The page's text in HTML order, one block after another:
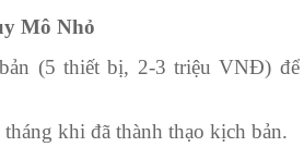
Mô Nhỏ
(5 thiết bị, 2-3 triệu VNĐ) để
khi đã thành thạo kịch bản.